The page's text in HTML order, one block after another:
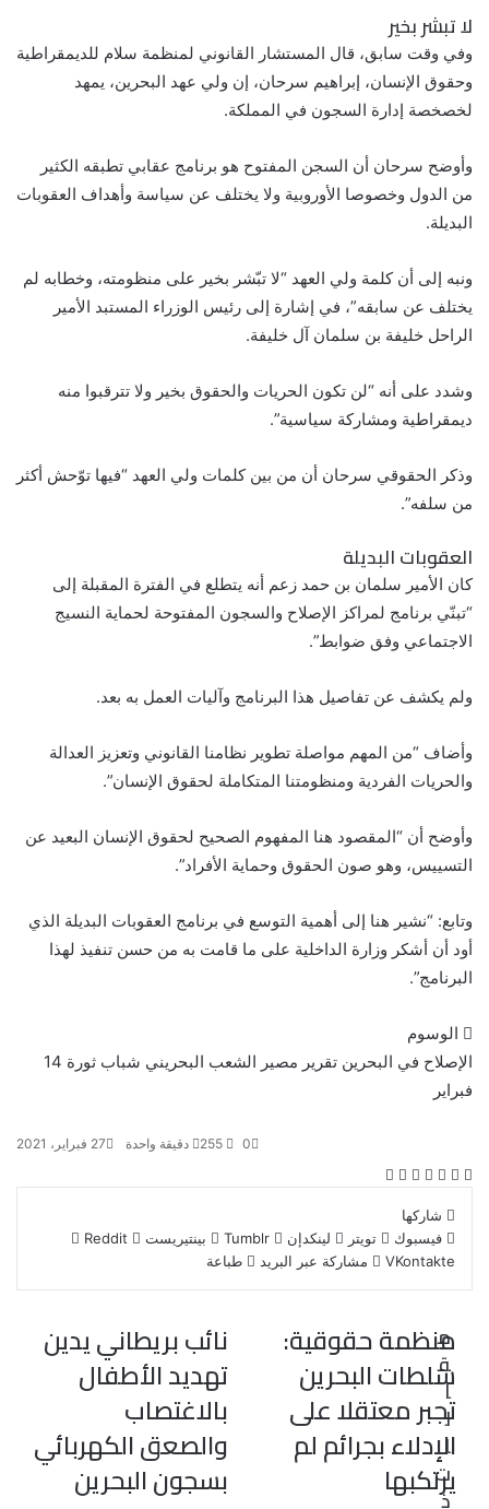
لا تبشر بخير
وفي وقت سابق، قال المستشار القانوني لمنظمة سلام للديمقراطية
وحقوق الإنسان، إبراهيم سرحان، إن ولي عهد البحرين، يمهد
لخصخصة إدارة السجون في المملكة.
وأوضح سرحان أن السجن المفتوح هو برنامج عقابي تطبقه الكثير
من الدول وخصوصا الأوروبية ولا يختلف عن سياسة وأهداف العقوبات
البديلة.
ونبه إلى أن كلمة ولي العهد “لا تبّشر بخير على منظومته، وخطابه لم
يختلف عن سابقه”، في إشارة إلى رئيس الوزراء المستبد الأمير
الراحل خليفة بن سلمان آل خليفة.
وشدد على أنه “لن تكون الحريات والحقوق بخير ولا تترقبوا منه
ديمقراطية ومشاركة سياسية”.
وذكر الحقوقي سرحان أن من بين كلمات ولي العهد “فيها توّحش أكثر
من سلفه”.
العقوبات البديلة
كان الأمير سلمان بن حمد زعم أنه يتطلع في الفترة المقبلة إلى
“تبنّي برنامج لمراكز الإصلاح والسجون المفتوحة لحماية النسيج
الاجتماعي وفق ضوابط”.
ولم يكشف عن تفاصيل هذا البرنامج وآليات العمل به بعد.
وأضاف “من المهم مواصلة تطوير نظامنا القانوني وتعزيز العدالة
والحريات الفردية ومنظومتنا المتكاملة لحقوق الإنسان”.
وأوضح أن “المقصود هنا المفهوم الصحيح لحقوق الإنسان البعيد عن
التسييس، وهو صون الحقوق وحماية الأفراد”.
وتابع: “نشير هنا إلى أهمية التوسع في برنامج العقوبات البديلة الذي
أود أن أشكر وزارة الداخلية على ما قامت به من حسن تنفيذ لهذا
البرنامج”.
الوسوم
الإصلاح في البحرين تقرير مصير الشعب البحريني
شباب ثورة 14
فبراير
27 فبراير، 2021 0 دقيقة واحدة
ف
س
و
ك
ت
ر
ل
ن
ك
د
إ
u
m
b
l
ب
ن
ت
ي
ر
س
d
d
i
س
ب
شاركها
فيسبوك
تويتر لينكدإن بينتيريست
مشاركة عبر البريد طباعة
نائب بريطاني يدين
تهديد الأطفال
بالاغتصاب
والصعق الكهربائي
بسجون البحرين
منظمة حقوقية:
سلطات البحرين
تجبر معتقلا على
الإدلاء بجرائم لم
يرتكبها
م
ق
ا
ل
ا
ت
ذ